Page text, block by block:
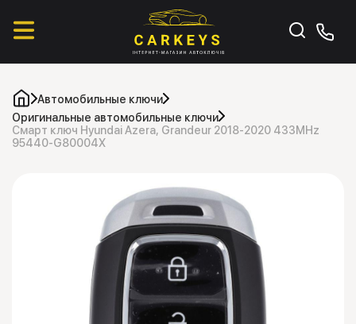
Автомобильные ключи
Оригинальные автомобильные ключи
Смарт ключ Hyundai Azera, Grandeur 2018-2020 433MHz
95440-G80004X